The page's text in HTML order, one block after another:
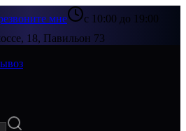
мне
с 10:00 до 19:00
18, Павильон 73